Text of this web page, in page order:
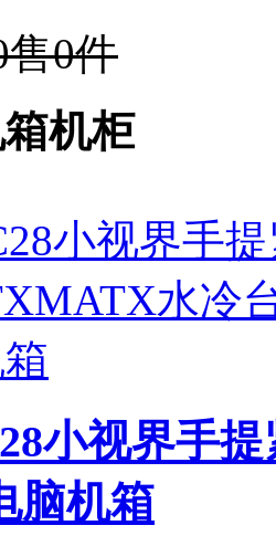
售0件
机柜
小视界手
脑机箱